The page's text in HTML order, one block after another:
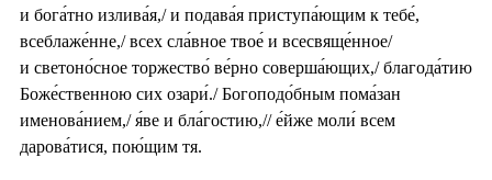
и бога́тно излива́я,/ и подава́я приступа́ющим к тебе́,
всеблаже́нне,/ всех сла́вное твое́ и всесвяще́нное/
и светоно́сное торжество́ ве́рно соверша́ющих,/ благода́тию
Боже́ственною сих озари́./ Богоподо́бным пома́зан
именова́нием,/ я́ве и бла́гостию,// е́йже моли́ всем
дарова́тися, пою́щим тя.